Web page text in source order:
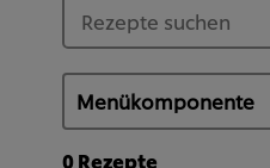
0Rezepte